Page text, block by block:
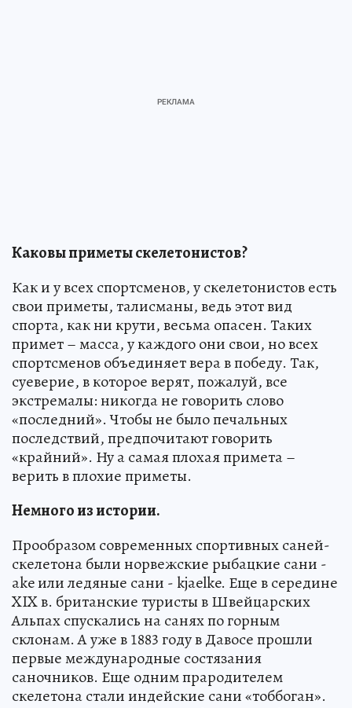
Каковы приметы скелетонистов?
Как и у всех спортсменов, у скелетонистов есть
свои приметы, талисманы, ведь этот вид
спорта, как ни крути, весьма опасен. Таких
примет – масса, у каждого они свои, но всех
спортсменов объединяет вера в победу. Так,
суеверие, в которое верят, пожалуй, все
экстремалы: никогда не говорить слово
«последний». Чтобы не было печальных
последствий, предпочитают говорить
«крайний». Ну а самая плохая примета –
верить в плохие приметы.
Немного из истории.
Прообразом современных спортивных саней-
скелетона были норвежские рыбацкие сани -
ake или ледяные сани - kjaelke. Еще в середине
XIX в. британские туристы в Швейцарских
Альпах спускались на санях по горным
склонам. А уже в 1883 году в Давосе прошли
первые международные состязания
саночников. Еще одним прародителем
скелетона стали индейские сани «тоббоган».